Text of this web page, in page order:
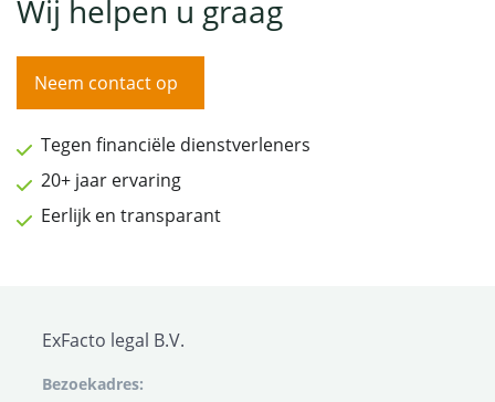
Wij helpen u graag
Neem contact op
Tegen financiële dienstverleners
20+ jaar ervaring
Eerlijk en transparant
ExFacto legal B.V.
Bezoekadres: